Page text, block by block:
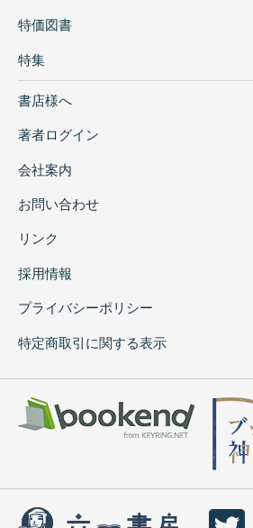
特価図書
特集
書店様へ
著者ログイン
会社案内
お問い合わせ
リンク
採用情報
プライバシーポリシー
特定商取引に関する表示